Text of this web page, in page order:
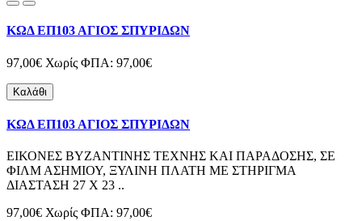
ΚΩΔ ΕΠ103 ΑΓΙΟΣ ΣΠΥΡΙΔΩΝ
97,00€ Χωρίς ΦΠΑ: 97,00€
Καλάθι
ΚΩΔ ΕΠ103 ΑΓΙΟΣ ΣΠΥΡΙΔΩΝ
ΕΙΚΟΝΕΣ ΒΥΖΑΝΤΙΝΗΣ ΤΕΧΝΗΣ ΚΑΙ ΠΑΡΑΔΟΣΗΣ, ΣΕ
ΦΙΛΜ ΑΣΗΜΙΟΥ, ΞΥΛΙΝΗ ΠΛΑΤΗ ΜΕ ΣΤΗΡΙΓΜΑ
ΔΙΑΣΤΑΣΗ 27 Χ 23 ..
97,00€ Χωρίς ΦΠΑ: 97,00€